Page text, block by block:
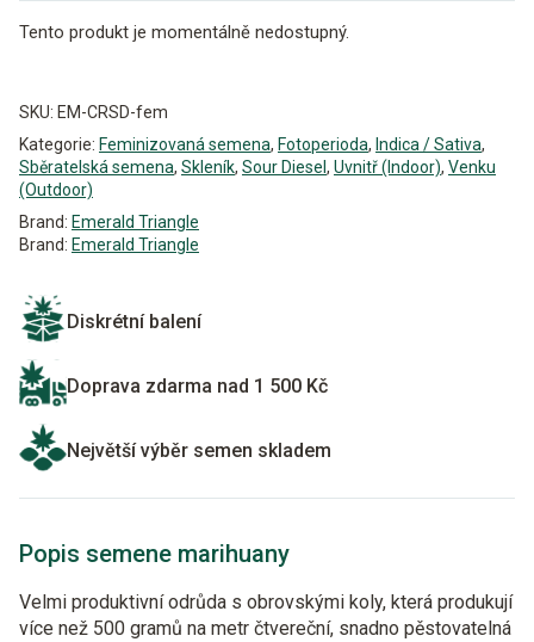
Tento produkt je momentálně nedostupný.
SKU: EM-CRSD-fem
Kategorie: Feminizovaná semena, Fotoperioda, Indica / Sativa,
Sběratelská semena, Skleník, Sour Diesel , Uvnitř (Indoor), Venku
(Outdoor)
Brand: Emerald Triangle
Brand: Emerald Triangle
Diskrétní balení
Doprava zdarma nad 1 500 Kč
Největší výběr semen skladem
Popis semene marihuany
Velmi produktivní odrůda s obrovskými koly, která produkují
více než 500 gramů na metr čtvereční, snadno pěstovatelná